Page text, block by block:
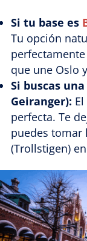
Si tu base es
Tu opción
que une Oslo
Si buscas
Geiranger):
perfecta. Te
puedes tomar
(Trollstigen)